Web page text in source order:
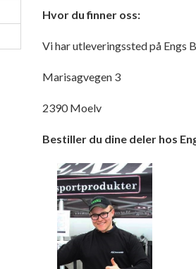
Hvor du finner oss:
Vi har utleveringssted på Engs
Marisagvegen 3
2390 Moelv
Bestiller du dine deler hos